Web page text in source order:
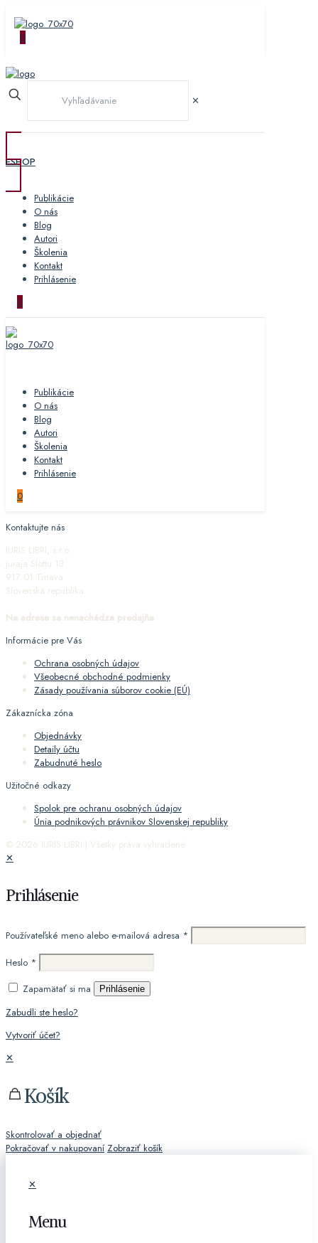
0
✕
ESHOP
Publikácie
O nás
Blog
Autori
Školenia
Kontakt
Prihlásenie
0
Publikácie
O nás
Blog
Autori
Školenia
Kontakt
Prihlásenie
0
Kontaktujte nás
IURIS LIBRI, s.r.o.
Juraja Slottu 13
917 01 Trnava
Slovenská republika
Na adrese sa nenachádza predajňa
Informácie pre Vás
Ochrana osobných údajov
Všeobecné obchodné podmienky
Zásady používania súborov cookie (EÚ)
Zákaznícka zóna
Objednávky
Detaily účtu
Zabudnuté heslo
Užitočné odkazy
Spolok pre ochranu osobných údajov
Únia podnikových právnikov Slovenskej republiky
© 2026 IURIS LIBRI | Všetky práva vyhradené
✕
Prihlásenie
Používateľské meno alebo e-mailová adresa *
Heslo *
Zapamätať si ma
Prihlásenie
Zabudli ste heslo?
Vytvoriť účet?
✕
Košík
Skontrolovať a objednať
Pokračovať v nakupovaní Zobraziť košík
✕
Menu